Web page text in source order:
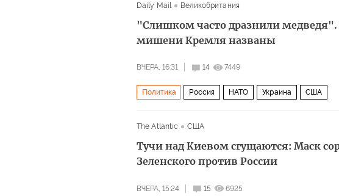
Daily Mail Великобритания
"Слишком часто дразнили
мишени Кремля названы
ВЧЕРА, 16:31 14 7449
Политика Россия НАТО Украина США
The Atlantic США
Тучи над Киевом сгущаются: Маск
Зеленского против России
ВЧЕРА, 15:24 15 6925